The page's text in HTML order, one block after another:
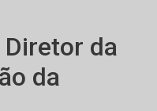
da
da